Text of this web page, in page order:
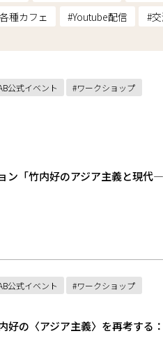
種カフェ Youtube配信
公式イベント ワークショップ
ン「竹内好のアジア主義と現代
公式イベント ワークショップ
好の〈アジア主義〉を再考する